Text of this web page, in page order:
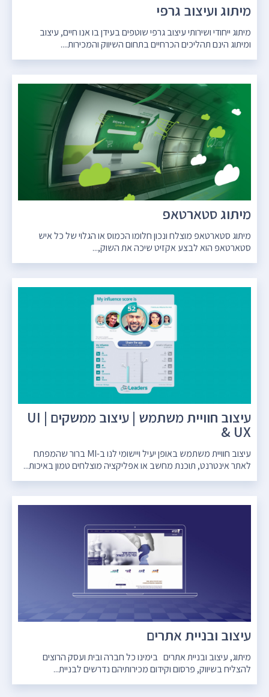
מיתוג ועיצוב גרפי
מיתוג ייחודי ושירותי עיצוב גרפי שוטפים בעידן בו אנו חיים, עיצוב
ומיתוג הינם תהליכים הכרחיים בתחום השיווק והמכירות....
מיתוג סטארטאפ
מיתוג סטארטאפ מוצלח ונכון חלומו הכמוס או הגלוי של כל איש
סטארטאפ הוא לבצע אקזיט שיכה את השוק,...
עיצוב חוויית משתמש | עיצוב ממשקים | UI
& UX
עיצוב חוויית משתמש באופן יעיל ויישומי לנו ב-MI ברור שהמפתח
לאתר אינטרנט, תוכנת מחשב או אפליקציה מוצלחים טמון באיכות...
עיצוב ובניית אתרים
מיתוג, עיצוב ובניית אתרים בימינו כל חברה ובית ועסק הרוצים
להצליח בשיווק, פרסום וקידום מכירותיהם נדרשים לבניית...